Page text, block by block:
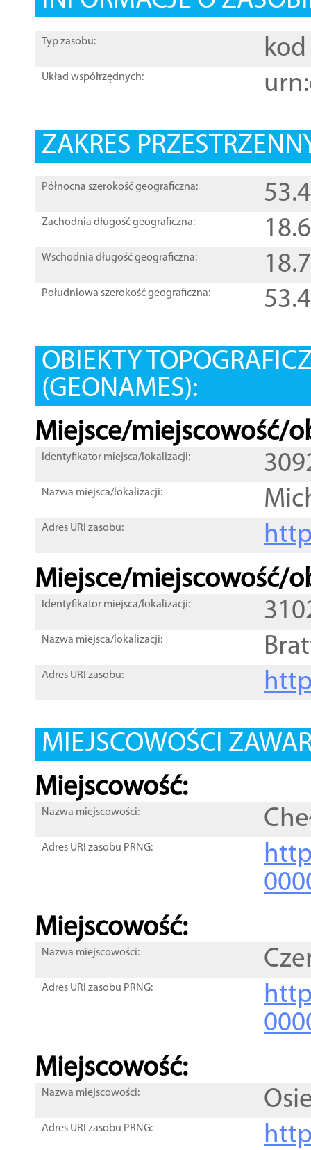
Typ zasobu: kod
Układ współrzędnych:
ZAKRES
Północna szerokość geograficzna:
Zachodnia długość geograficzna:
Wschodnia długość geograficzna:
Południowa szerokość geograficzna:
OBIEKTY
(GEONAMES):
Miejsce/miejscowość/
Identyfikator miejsca/lokalizacji:
Nazwa miejsca/lokalizacji:
Adres URI zasobu:
Miejsce/miejscowość/
Identyfikator miejsca/lokalizacji:
Nazwa miejsca/lokalizacji:
Adres URI zasobu:
MIEJSCOWOŚCI
Miejscowość:
Nazwa miejscowości:
Adres URI zasobu PRNG:
Miejscowość:
Nazwa miejscowości:
Adres URI zasobu PRNG:
Miejscowość:
Nazwa miejscowości:
Adres URI zasobu PRNG: